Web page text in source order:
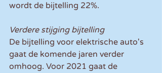
wordt de bijtelling 22%.
Verdere stijging bijtelling
De bijtelling voor elektrische auto's
gaat de komende jaren verder
omhoog. Voor 2021 gaat de